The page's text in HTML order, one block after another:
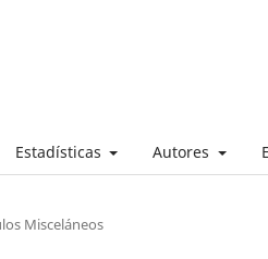
Estadísticas Autores
Misceláneos